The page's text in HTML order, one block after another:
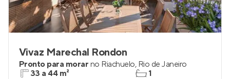
Vivaz Marechal Rondon
Pronto para morar no Riachuelo, Rio de Janeiro
33 a 44 m²
1